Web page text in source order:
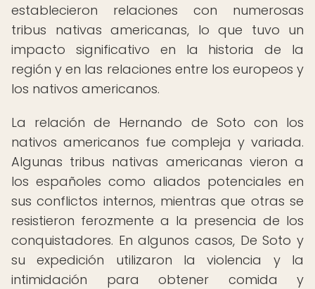
establecieron relaciones con numerosas
tribus nativas americanas, lo que tuvo un
impacto significativo en la historia de la
región y en las relaciones entre los europeos y
los nativos americanos.
La relación de Hernando de Soto con los
nativos americanos fue compleja y variada.
Algunas tribus nativas americanas vieron a
los españoles como aliados potenciales en
sus conflictos internos, mientras que otras se
resistieron ferozmente a la presencia de los
conquistadores. En algunos casos, De Soto y
su expedición utilizaron la violencia y la
intimidación para obtener comida y